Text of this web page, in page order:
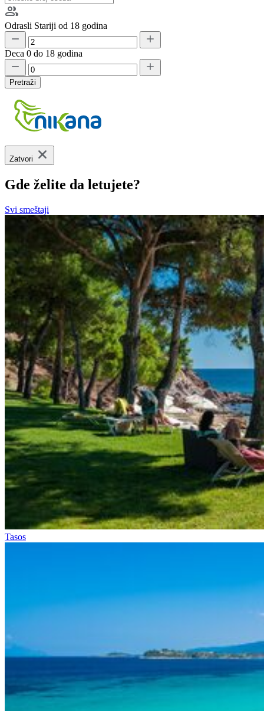
Odrasli Stariji od 18 godina
Deca 0 do 18 godina
Pretraži
Zatvori
Gde želite da letujete?
Svi smeštaji
Tasos